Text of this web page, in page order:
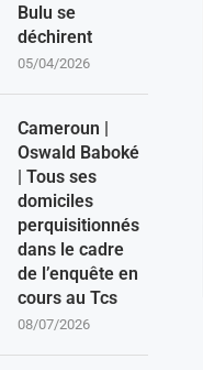
Bulu se
déchirent
05/04/2026
Cameroun |
Oswald Baboké
| Tous ses
domiciles
perquisitionnés
dans le cadre
de l’enquête en
cours au Tcs
08/07/2026